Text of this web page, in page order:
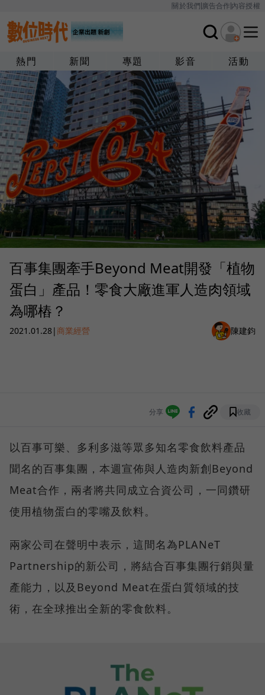
關於我們廣告合作內容授權
熱門 新聞 專題 影音 活動
百事集團牽手Beyond Meat開發「植物
蛋白」產品！零食大廠進軍人造肉領域
為哪樁？
2021.01.28|商業經營 陳建鈞
分享 收藏
以百事可樂、多利多滋等眾多知名零食飲料產品
聞名的百事集團，本週宣佈與人造肉新創Beyond
Meat合作，兩者將共同成立合資公司，一同鑽研
使用植物蛋白的零嘴及飲料。
兩家公司在聲明中表示，這間名為PLANeT
Partnership的新公司，將結合百事集團行銷與量
產能力，以及Beyond Meat在蛋白質領域的技
術，在全球推出全新的零食飲料。